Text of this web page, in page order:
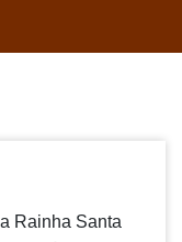
Rainha Santa